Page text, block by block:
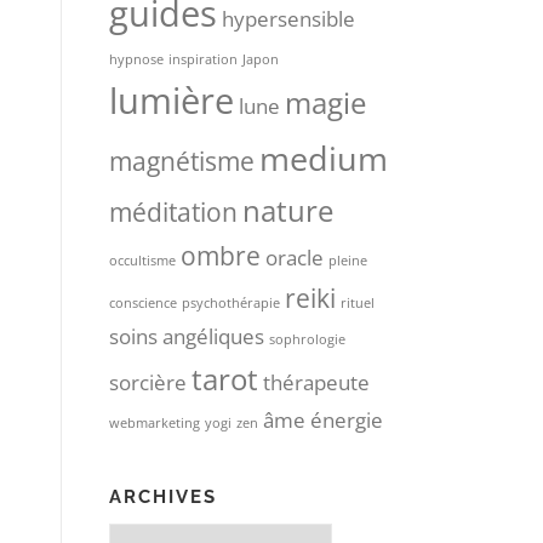
guides hypersensible
hypnose inspiration Japon
lumière lune magie
magnétisme medium
méditation nature
occultisme ombre oracle pleine
conscience psychothérapie reiki rituel
soins angéliques sophrologie
sorcière tarot thérapeute
webmarketing yogi zen âme énergie
ARCHIVES